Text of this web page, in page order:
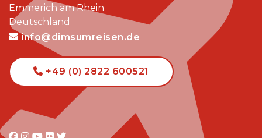
Emmerich am Rhein
Deutschland
info@dimsumreisen.de
+49 (0) 2822 600521